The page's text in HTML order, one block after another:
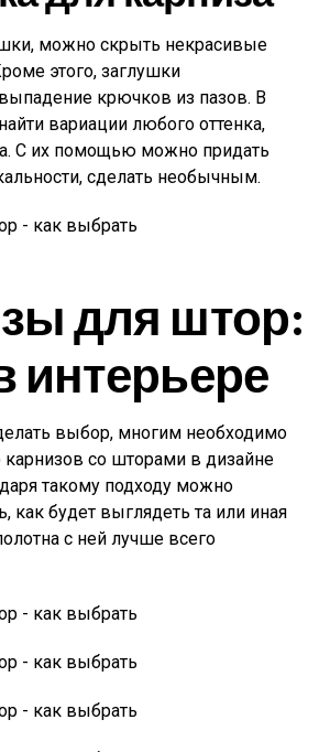
можно скрыть некрасивые
этого, заглушки
крючков из пазов. В
вариации любого оттенка,
С их помощью можно придать
сделать необычным.
для штор:
интерьере
выбор, многим необходимо
карнизов со шторами в дизайне
такому подходу можно
как будет выглядеть та или иная
с ней лучше всего